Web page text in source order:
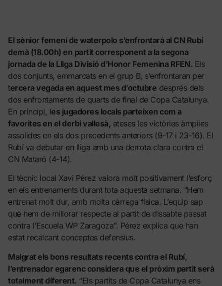
El sènior femení de waterpolo s’enfrontarà al CN Rubí
demà (18.00h) en partit corresponent a la segona
jornada de la Lliga Divisió d’Honor Femenina RFEN. Els
dos conjunts, emmarcats en el grup B, s’enfrontaran per
tercera vegada en aquest mes d’octubre després dels
dos enfrontaments de quarts de final de Copa Catalunya.
En principi, les jugadores locals parteixen com a
favorites en el derbi vallesà, ateses les victòries àmplies
assolides en els dos precedents anteriors (9-17 i 23-16). El
Rubí va debutar en lliga amb una derrota clara contra el
CN Mataró (4-14).
El tècnic local Xavi Pérez valora molt positivament l’esforç
en els entrenaments durant tota aquesta setmana. “Hem
entrenat molt dur, amb molta càrrega física. L’equip sap
què hem de millorar respecte al partit de dissabte passat
contra l’Escuela WP Zaragoza”. Pérez explica que han
estat recalcant conceptes defensius.
Malgrat els bons resultats recents contra el Rubí,
l’entrenador egarenc considera que el pròxim partit serà
totalment diferent. “Els partits de Copa Catalunya ens